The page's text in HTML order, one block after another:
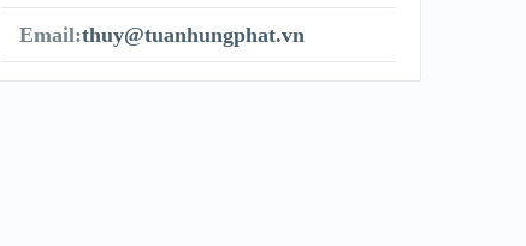
Email:thuy@tuanhungphat.vn